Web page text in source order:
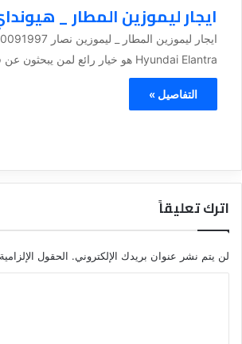
ايجار ليموزين المطار _
Hyundai Elantra هو خيار رائع لمن يبحثون عن فخامة...
التفاصيل »
اترك تعليقاً
لن يتم نشر عنوان بريدك الإلكتروني. الحقول